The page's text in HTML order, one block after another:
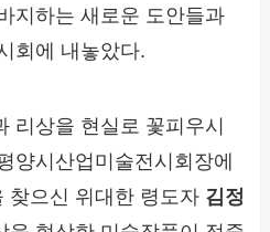
지하는 새로운 도안들과
회에 내놓았다.
리상을 현실로 꽃피우시
양시산업미술전시회장에
찾으신 위대한 령도자 김정